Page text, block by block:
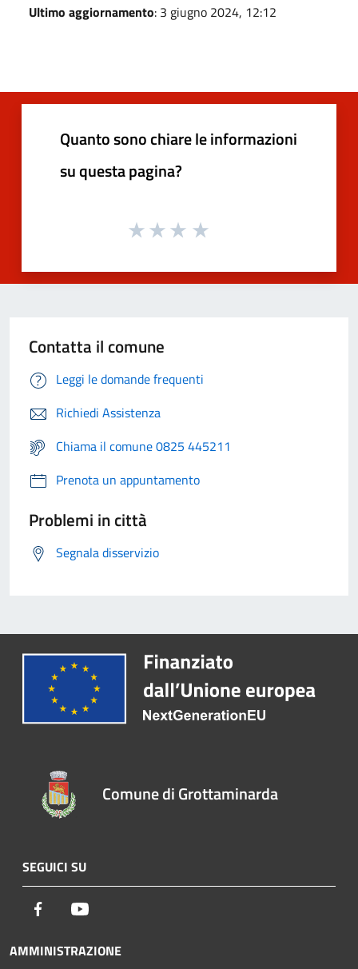
Ultimo aggiornamento: 3 giugno 2024, 12:12
Quanto sono chiare le informazioni
su questa pagina?
Contatta il comune
Leggi le domande frequenti
Richiedi Assistenza
Chiama il comune 0825 445211
Prenota un appuntamento
Problemi in città
Segnala disservizio
Comune di Grottaminarda
SEGUICI SU
Facebook
AMMINISTRAZIONE